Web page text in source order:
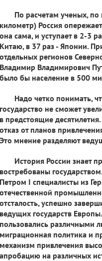
По расчетам ученых, по
километр) Россия
она сама, и уступает в 2-3
Китаю, в 37 раз - Японии.
отдельных регионов
Владимир Владимирович
было бы население в 500
Надо четко понимать,
государство не сможет
в предстоящие
отказ от планов
Это мнение разделяют
История России знает
востребованы
Петром I специалисты из
отечественной
отсталость, успешно
ведущих государств
пользовались различными
миграционная политика и
механизм привлечения
апробацию на различных